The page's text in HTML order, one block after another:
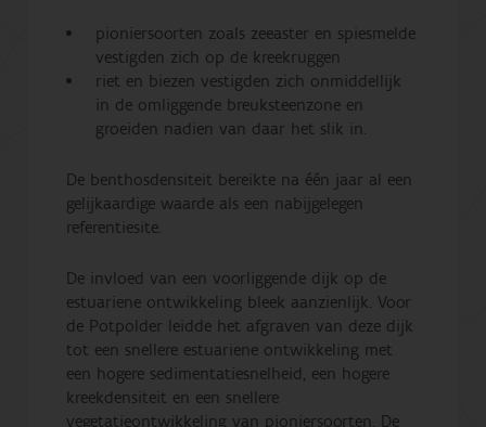
pioniersoorten zoals zeeaster en spiesmelde
vestigden zich op de kreekruggen
riet en biezen vestigden zich onmiddellijk
in de omliggende breuksteenzone en
groeiden nadien van daar het slik in.
De benthosdensiteit bereikte na één jaar al een
gelijkaardige waarde als een nabijgelegen
referentiesite.
De invloed van een voorliggende dijk op de
estuariene ontwikkeling bleek aanzienlijk. Voor
de Potpolder leidde het afgraven van deze dijk
tot een snellere estuariene ontwikkeling met
een hogere sedimentatiesnelheid, een hogere
kreekdensiteit en een snellere
vegetatieontwikkeling van pioniersoorten. De